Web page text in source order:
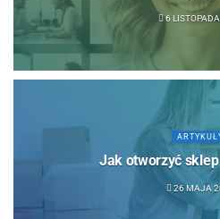
6
Jak otworzyć
26 MAJA